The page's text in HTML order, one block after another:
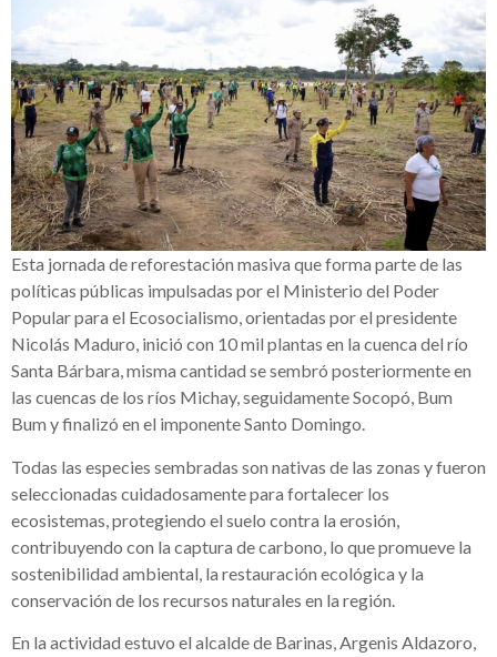
Esta jornada de reforestación masiva que forma parte de las
políticas públicas impulsadas por el Ministerio del Poder
Popular para el Ecosocialismo, orientadas por el presidente
Nicolás Maduro, inició con 10 mil plantas en la cuenca del río
Santa Bárbara, misma cantidad se sembró posteriormente en
las cuencas de los ríos Michay, seguidamente Socopó, Bum
Bum y finalizó en el imponente Santo Domingo.
Todas las especies sembradas son nativas de las zonas y fueron
seleccionadas cuidadosamente para fortalecer los
ecosistemas, protegiendo el suelo contra la erosión,
contribuyendo con la captura de carbono, lo que promueve la
sostenibilidad ambiental, la restauración ecológica y la
conservación de los recursos naturales en la región.
En la actividad estuvo el alcalde de Barinas, Argenis Aldazoro,